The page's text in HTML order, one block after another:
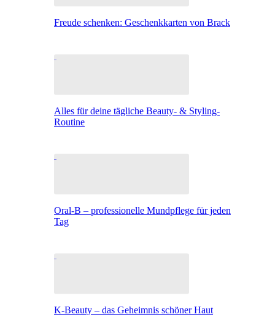
Freude schenken: Geschenkkarten von Brack
Alles für deine tägliche Beauty- & Styling-
Routine
Oral-B – professionelle Mundpflege für jeden
Tag
K-Beauty – das Geheimnis schöner Haut